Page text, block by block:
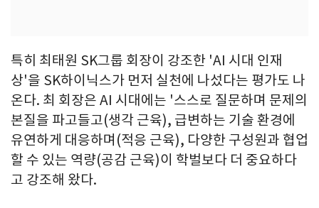
특히 최태원 SK그룹 회장이 강조한 'AI 시대 인재
상'을 SK하이닉스가 먼저 실천에 나섰다는 평가도 나
온다. 최 회장은 AI 시대에는 '스스로 질문하며 문제의
본질을 파고들고(생각 근육), 급변하는 기술 환경에
유연하게 대응하며(적응 근육), 다양한 구성원과 협업
할 수 있는 역량(공감 근육)이 학벌보다 더 중요하다
고 강조해 왔다.